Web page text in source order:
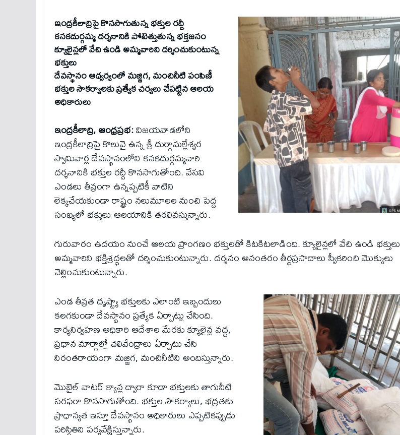
ఇంద్రకీలాద్రిపై కొనసాగుతున్న భక్తుల రద్దీ
కనకదుర్గమ్మ దర్శనానికి పోటెత్తుతున్న భక్తజనం
క్యూలైన్లలో వేచి ఉండి అమ్మవారిని దర్శించుకుంటున్న
భక్తులు
దేవస్థానం ఆధ్వర్యంలో మజ్జిగ, మంచినీటి పంపిణీ
భక్తుల సౌకర్యాలకు ప్రత్యేక చర్యలు చేపట్టిన ఆలయ
అధికారులు
ఇంద్రకీలాద్రి, ఆంధ్రప్రభ:విజయవాడలోని
ఇంద్రకీలాద్రిపై కొలువై ఉన్న శ్రీ దుర్గామల్లేశ్వర
స్వామివార్ల దేవస్థానంలోని కనకదుర్గమ్మవారి
దర్శనానికి భక్తుల రద్దీ కొనసాగుతోంది. వేసవి
ఎండలు తీవ్రంగా ఉన్నప్పటికీ వాటిని
లెక్కచేయకుండా రాష్ట్రం నలుమూలల నుంచి పెద్ద
సంఖ్యలో భక్తులు ఆలయానికి తరలివస్తున్నారు.
గురువారం ఉదయం నుంచే ఆలయ ప్రాంగణం భక్తులతో కిటకిటలాడింది. క్యూలైన్లలో వేచి ఉండి భక్తులు
అమ్మవారిని భక్తిశ్రద్ధలతో దర్శించుకుంటున్నారు. దర్శనం అనంతరం తీర్థప్రసాదాలు స్వీకరించి మొక్కులు
చెల్లించుకుంటున్నారు.
ఎండ తీవ్రత దృష్ట్యా భక్తులకు ఎలాంటి ఇబ్బందులు
కలగకుండా దేవస్థానం ప్రత్యేక ఏర్పాట్లు చేసింది.
కార్యనిర్వహణ అధికారి ఆదేశాల మేరకు క్యూలైన్ల వద్ద,
ప్రధాన మార్గాల్లో చలివేంద్రాలు ఏర్పాటు చేసి
నిరంతరాయంగా మజ్జిగ, మంచినీటిని అందిస్తున్నారు.
మొబైల్ వాటర్ క్యాన్ల ద్వారా కూడా భక్తులకు తాగునీటి
సరఫరా కొనసాగుతోంది. భక్తుల సౌకర్యాలు, భద్రతకు
ప్రాధాన్యత ఇస్తూ దేవస్థానం అధికారులు ఎప్పటికప్పుడు
పరిస్థితిని పర్యవేక్షిస్తున్నారు.